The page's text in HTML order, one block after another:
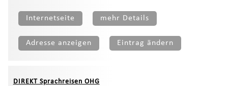
Internetseite mehr Details
Adresse anzeigen Eintrag ändern
DIREKT Sprachreisen OHG